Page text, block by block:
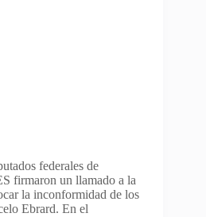
federales de
firmaron un llamado a la
la inconformidad de los
Ebrard. En el